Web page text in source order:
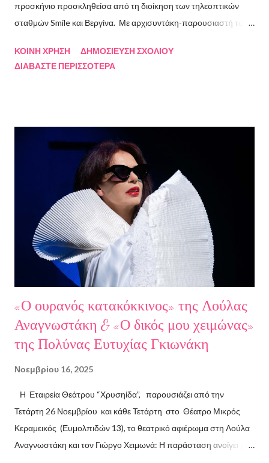
προσκήνιο προσκληθείσα από τη διοίκηση των τηλεοπτικών
σταθμών Smile και Βεργίνα. Με αρχισυντάκη-παρουσιαστή τον
Κακαβά θα προβάλλεται από τις 3 Αυγούστου και κάθε Σάββατο
Λουκάς Κούτρας Τη δεύτερη εκπομπή τίμησαν ο πρώην
πρόεδρος της Ε.Σ.Ε., συγγραφέας, Στάθης Βαλούκος, ο
ιστορικός συγγραφέας Δρ Ιωάννης Δασκαρόλης, η
μουσικοσυνθέτης Πέννυ Μπινιάρη και ο σκηνοθέτης Στέργιος
Παπαευαγγέλου Σκηνοθεσία: Δημήτρης Σωτηράκης Βοηθός
Σκηνοθέτης: Νεκταρία Δασκαλάκη Παρουσιάστηκαν τα βιβλία
"Ο πόλεμος δεν τελείωσε ακόμα" μυθιστόρημα του Στάθη
Βαλούκου και τα ε...
ΚΟΙΝΉ ΧΡΉΣΗ
ΔΗΜΟΣΊΕΥΣΗ ΣΧΟΛΊΟΥ
ΔΙΑΒΆΣΤΕ ΠΕΡΙΣΣΌΤΕΡΑ
«Ο ουρανός κατακόκκινος» της Λούλας
Αναγνωστάκη & «Ο δικός μου χειμώνας»
της Πολύνας Ευτυχίας Γκιωνάκη
Νοεμβρίου 16, 2025
Η Εταιρεία Θεάτρου “Χρυσηίδα”, παρουσιάζει από την
Τετάρτη 26 Νοεμβρίου και κάθε Τετάρτη στο Θέατρο Μικρός
Κεραμεικός (Ευμολπιδών 13), το θεατρικό αφιέρωμα στη Λούλα
Αναγνωστάκη και τον Γιώργο Χειμωνά: Η παράσταση ανοίγει με